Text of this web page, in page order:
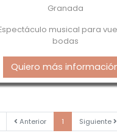
Granada
musical para
bodas
Quiero más
AnteriorAnterior
1 Siguiente